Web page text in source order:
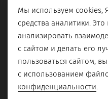
Оставить обращение
Мы используем cookies,
средства аналитики.
анализировать
с сайтом и делать его
пользоваться сайтом,
с использованием
конфиденциальности.